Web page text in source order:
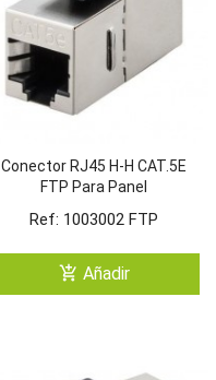
Conector RJ45 H-H CAT.5E
FTP Para Panel
Ref: 1003002 FTP
add_shopping_cart Añadir